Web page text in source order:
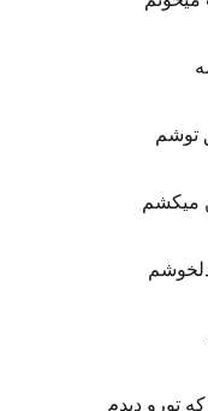
توشم
میکشم
تورو دیدم